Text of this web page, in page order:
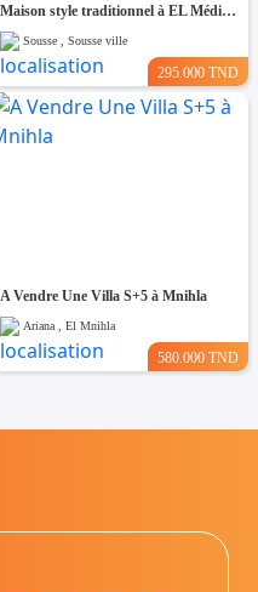
Maison style traditionnel à EL Médina Sousse ouvre sur trois rues
Sousse , Sousse ville
295.000 TND
A Vendre Une Villa S+5 à Mnihla
Ariana , El Mnihla
580.000 TND